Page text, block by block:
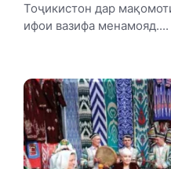
Тоҷикистон дар
ифои вазифа менамояд....